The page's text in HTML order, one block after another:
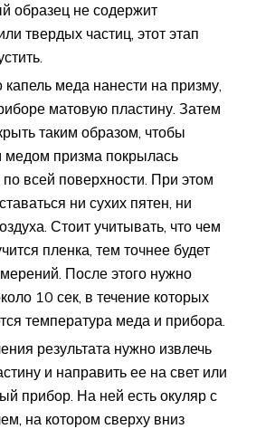
образец не содержит
твердых частиц, этот этап
капель меда нанести на призму,
матовую пластину. Затем
таким образом, чтобы
призма покрылась
всей поверхности. При этом
ни сухих пятен, ни
Стоит учитывать, что чем
пленка, тем точнее будет
После этого нужно
10 сек, в течение которых
температура меда и прибора.
результата нужно извлечь
и направить ее на свет или
прибор. На ней есть окуляр с
на котором сверху вниз